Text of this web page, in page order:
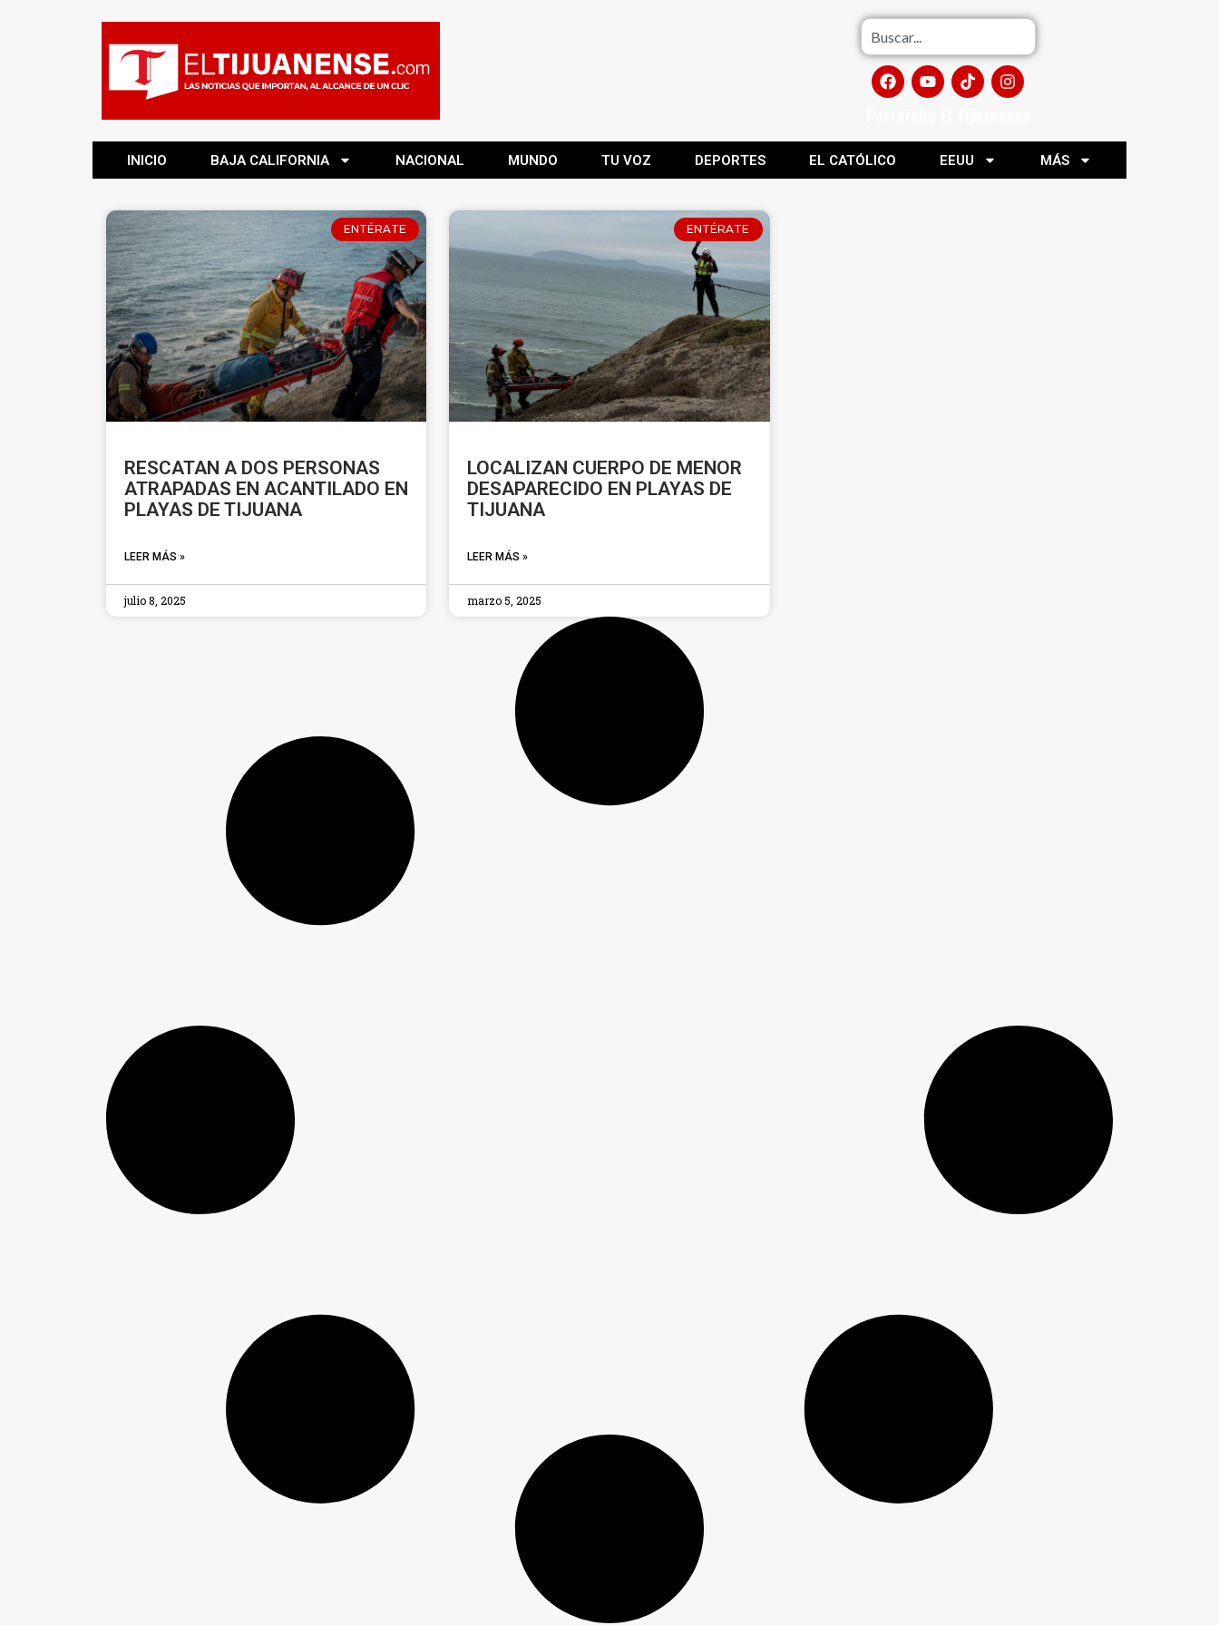
INICIO BAJA CALIFORNIA NACIONAL MUNDO TU VOZ DEPORTES EL CATÓLICO EEUU MÁS
ENTÉRATE
RESCATAN A DOS PERSONAS
ATRAPADAS EN ACANTILADO EN
PLAYAS DE TIJUANA
LEER MÁS »
julio 8, 2025
ENTÉRATE
LOCALIZAN CUERPO DE MENOR
DESAPARECIDO EN PLAYAS DE
TIJUANA
LEER MÁS »
marzo 5, 2025